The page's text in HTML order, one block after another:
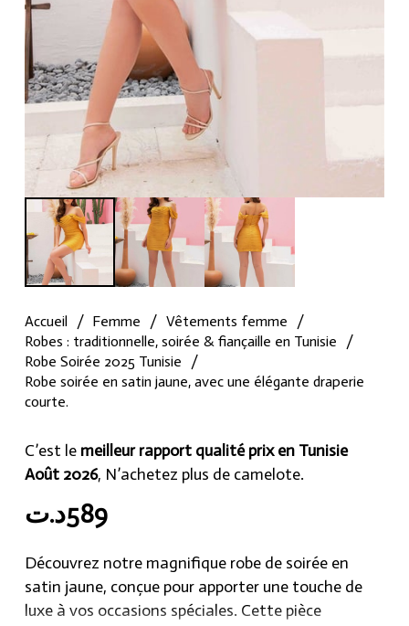
Accueil / Femme / Vêtements femme
/
Robes : traditionnelle, soirée & fiançaille en Tunisie
/
Robe Soirée 2025 Tunisie
/
Robe soirée en satin jaune, avec une élégante draperie
courte.
C’est le meilleur rapport qualité prix en Tunisie
Août 2026, N’achetez plus de camelote.
589د.ت
Découvrez notre magnifique robe de soirée en
satin jaune, conçue pour apporter une touche de
luxe à vos occasions spéciales. Cette pièce